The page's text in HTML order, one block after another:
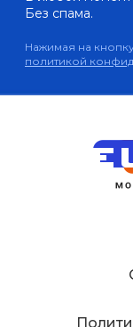
Без спама.
Нажимая на
политикой